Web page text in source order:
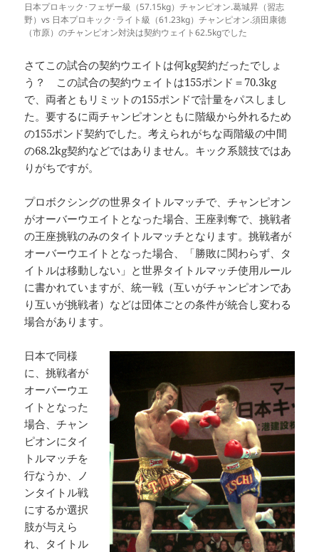
日本プロキック･フェザー級（57.15kg）チャンピオン.葛城昇（習志
野）vs 日本プロキック･ライト級（61.23kg）チャンピオン.須田康徳
（市原）のチャンピオン対決は契約ウェイト62.5kgでした
さてこの試合の契約ウエイトは何kg契約だったでしょ
う？ この試合の契約ウェイトは155ポンド＝70.3kg
で、両者ともリミットの155ポンドで計量をパスしまし
た。要するに両チャンピオンともに階級から外れるため
の155ポンド契約でした。考えられがちな両階級の中間
の68.2kg契約などではありません。キック系競技ではあ
りがちですが。
プロボクシングの世界タイトルマッチで、チャンピオン
がオーバーウエイトとなった場合、王座剥奪で、挑戦者
の王座挑戦のみのタイトルマッチとなります。挑戦者が
オーバーウエイトとなった場合、「勝敗に関わらず、タ
イトルは移動しない」と世界タイトルマッチ使用ルール
に書かれていますが、統一戦（互いがチャンピオンであ
り互いが挑戦者）などは団体ごとの条件が統合し変わる
場合があります。
日本で同様
に、挑戦者が
オーバーウエ
イトとなった
場合、チャン
ピオンにタイ
トルマッチを
行なうか、ノ
ンタイトル戦
にするか選択
肢が与えら
れ、タイトル